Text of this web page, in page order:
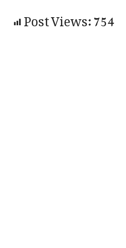
Post Views:754